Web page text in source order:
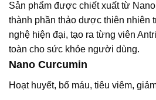
Sản phẩm được chiết xuất từ
thành phần thảo dược thiên nhiên
nghệ hiện đại, tạo ra từng viên
toàn cho sức khỏe người dùng.
Nano Curcumin
Hoạt huyết, bổ máu, tiêu viêm,